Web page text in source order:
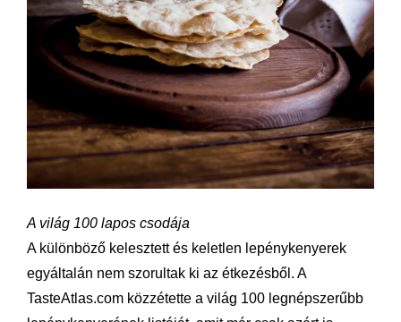
A világ 100 lapos csodája
A különböző kelesztett és keletlen lepénykenyerek
egyáltalán nem szorultak ki az étkezésből. A
TasteAtlas.com közzétette a világ 100 legnépszerűbb